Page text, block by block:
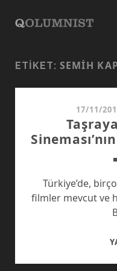
ETIKET: SEMIH
17/11/
Türkiye’de,
filmler mevcut ve